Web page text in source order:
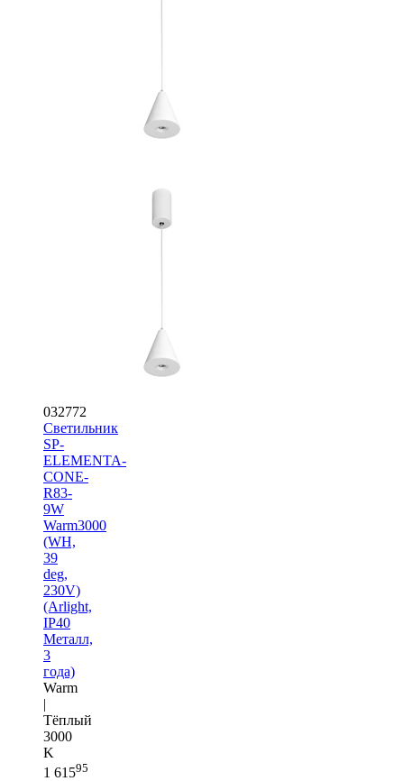
032772
Светильник
SP-
ELEMENTA-
CONE-
R83-
9W
Warm3000
(WH,
39
deg,
230V)
(Arlight,
IP40
Металл,
3
года)
Warm
|
Тёплый
3000
K
1 61595